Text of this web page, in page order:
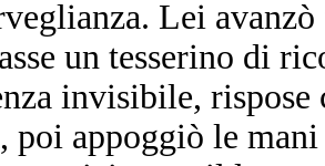
Lei
un tesserino di
invisibile,
poi appoggiò le